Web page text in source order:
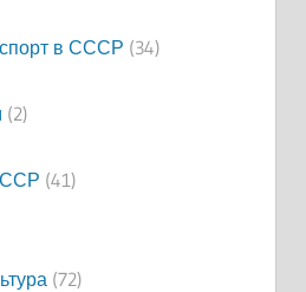
в СССР (34)
(2)
(41)
(72)